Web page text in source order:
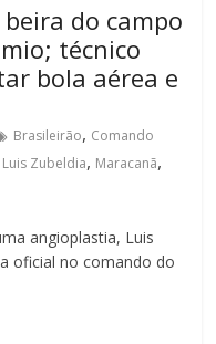
do campo
técnico
bola aérea e
Brasileirão, Comando
Luis Zubeldia, Maracanã,
angioplastia, Luis
oficial no comando do